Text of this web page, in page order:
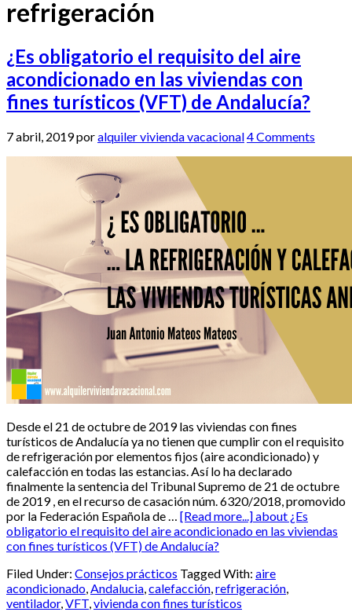
refrigeración
¿Es obligatorio el requisito del aire
acondicionado en las viviendas con
fines turísticos (VFT) de Andalucía?
7 abril, 2019poralquiler vivienda vacacional4 Comments
Desde el 21 de octubre de 2019 las viviendas con fines
turísticos de Andalucía ya no tienen que cumplir con el requisito
de refrigeración por elementos fijos (aire acondicionado) y
calefacción en todas las estancias. Así lo ha declarado
finalmente la sentencia del Tribunal Supremo de 21 de octubre
de 2019 , en el recurso de casación núm. 6320/2018, promovido
por la Federación Española de … [Read more...]about ¿Es
obligatorio el requisito del aire acondicionado en las viviendas
con fines turísticos (VFT) de Andalucía?
Filed Under: Consejos prácticos Tagged With: aire
acondicionado Andalucia calefacción refrigeración
ventilador, VFT vivienda con fines turísticos